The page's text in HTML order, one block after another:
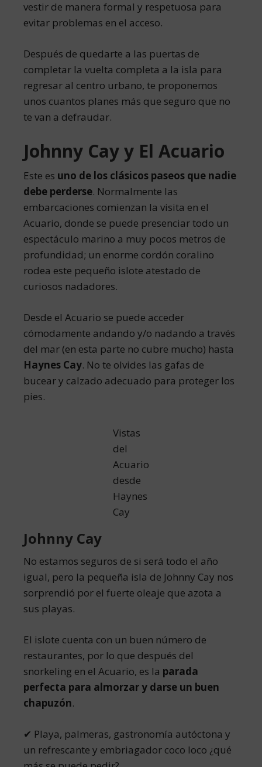
vestir de manera formal y respetuosa para
evitar problemas en el acceso.
Después de quedarte a las puertas de
completar la vuelta completa a la isla para
regresar al centro urbano, te proponemos
unos cuantos planes más que seguro que no
te van a defraudar.
Johnny Cay y El Acuario
Este es uno de los clásicos paseos que nadie
debe perderse. Normalmente las
embarcaciones comienzan la visita en el
Acuario, donde se puede presenciar todo un
espectáculo marino a muy pocos metros de
profundidad; un enorme cordón coralino
rodea este pequeño islote atestado de
curiosos nadadores.
Desde el Acuario se puede acceder
cómodamente andando y/o nadando a través
del mar (en esta parte no cubre mucho) hasta
Haynes Cay. No te olvides las gafas de
bucear y calzado adecuado para proteger los
pies.
Vistas
del
Acuario
desde
Haynes
Cay
Johnny Cay
No estamos seguros de si será todo el año
igual, pero la pequeña isla de Johnny Cay nos
sorprendió por el fuerte oleaje que azota a
sus playas.
El islote cuenta con un buen número de
restaurantes, por lo que después del
snorkeling en el Acuario, es la parada
perfecta para almorzar y darse un buen
chapuzón.
✔ Playa, palmeras, gastronomía autóctona y
un refrescante y embriagador coco loco ¿qué